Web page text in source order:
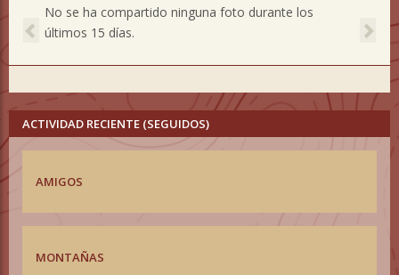
No se ha compartido ninguna foto durante los
últimos 15 días.
Previous
ACTIVIDAD RECIENTE (SEGUIDOS)
AMIGOS
MONTAÑAS